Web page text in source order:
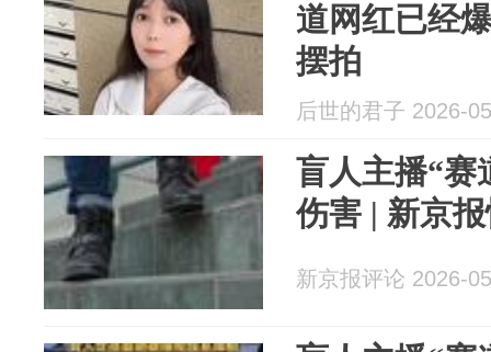
道网红已经
摆拍
后世的君子 2026-
盲人主播“赛
伤害 | 新京
新京报评论 2026-